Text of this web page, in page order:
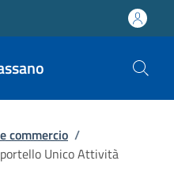
commercio /
Unico Attività